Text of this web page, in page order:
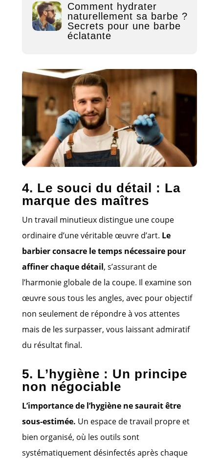
Comment hydrater
naturellement sa barbe ?
Secrets pour une barbe
éclatante
4. Le souci du détail : La
marque des maîtres
Un travail minutieux distingue une coupe
ordinaire d’une véritable œuvre d’art. Le
barbier consacre le temps nécessaire pour
affiner chaque détail, s’assurant de
l’harmonie globale de la coupe. Il examine son
œuvre sous tous les angles, avec pour objectif
non seulement de répondre à vos attentes
mais de les surpasser, vous laissant admiratif
du résultat final.
5. L’hygiène : Un principe
non négociable
L’importance de l’hygiène ne saurait être
sous-estimée. Un espace de travail propre et
bien organisé, où les outils sont
systématiquement désinfectés après chaque